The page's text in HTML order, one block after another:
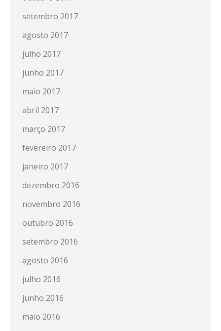
setembro 2017
agosto 2017
julho 2017
junho 2017
maio 2017
abril 2017
março 2017
fevereiro 2017
janeiro 2017
dezembro 2016
novembro 2016
outubro 2016
setembro 2016
agosto 2016
julho 2016
junho 2016
maio 2016